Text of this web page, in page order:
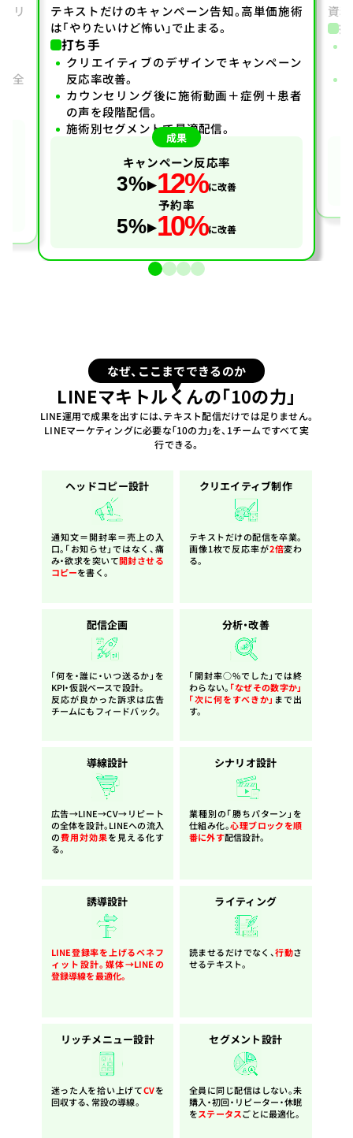
リ
全
テキストだけのキャンペーン告知。高単価施術
は「やりたいけど怖い」で止まる。
打ち手
クリエイティブのデザインでキャンペーン
反応率改善。
カウンセリング後に施術動画＋症例＋患者
の声を段階配信。
施術別セグメントで最適配信。
成果
キャンペーン反応率
3% 12%に改善
予約率
5% 10%に改善
資
なぜ、ここまでできるのか
LINEマキトルくんの「10の力」
LINE運用で成果を出すには、テキスト配信だけでは足りません。
LINEマーケティングに必要な「10の力」を、1チームですべて実
行できる。
ヘッドコピー設計
通知文＝開封率＝売上の入
口。「お知らせ」ではなく、痛
み・欲求を突いて開封させる
コピーを書く。
クリエイティブ制作
テキストだけの配信を卒業。
画像1枚で反応率が2倍変わ
る。
配信企画
「何を・誰に・いつ送るか」を
KPI・仮説ベースで設計。
反応が良かった訴求は広告
チームにもフィードバック。
分析・改善
「開封率○%でした」では終
わらない。 「なぜその数字か」
「次に何をすべきか」 まで出
す。
導線設計
広告→LINE→CV→リピート
の全体を設計。LINEへの流入
の費用対効果を見える化す
る。
シナリオ設計
業種別の「勝ちパターン」を
仕組み化。心理ブロックを順
番に外す配信設計。
誘導設計
LINE登録率を上げるベネフ
ィット設計。媒体→LINEの
登録導線を最適化。
ライティング
読ませるだけでなく、行動さ
せるテキスト。
リッチメニュー設計
迷った人を拾い上げてCVを
回収する、常設の導線。
セグメント設計
全員に同じ配信はしない。未
購入・初回・リピーター・休眠
をステータスごとに最適化。